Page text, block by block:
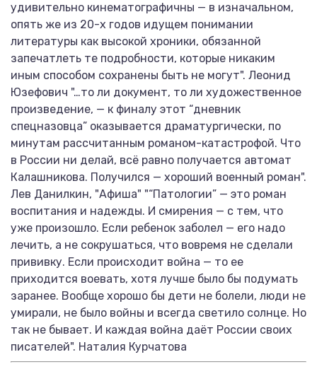
удивительно кинематографичны — в изначальном,
опять же из 20-х годов идущем понимании
литературы как высокой хроники, обязанной
запечатлеть те подробности, которые никаким
иным способом сохранены быть не могут". Леонид
Юзефович "…то ли документ, то ли художественное
произведение, — к финалу этот “дневник
спецназовца” оказывается драматургически, по
минутам рассчитанным романом-катастрофой. Что
в России ни делай, всё равно получается автомат
Калашникова. Получился — хороший военный роман".
Лев Данилкин, "Афиша" "“Патологии” — это роман
воспитания и надежды. И смирения — с тем, что
уже произошло. Если ребенок заболел — его надо
лечить, а не сокрушаться, что вовремя не сделали
прививку. Если происходит война — то ее
приходится воевать, хотя лучше было бы подумать
заранее. Вообще хорошо бы дети не болели, люди не
умирали, не было войны и всегда светило солнце. Но
так не бывает. И каждая война даёт России своих
писателей". Наталия Курчатова